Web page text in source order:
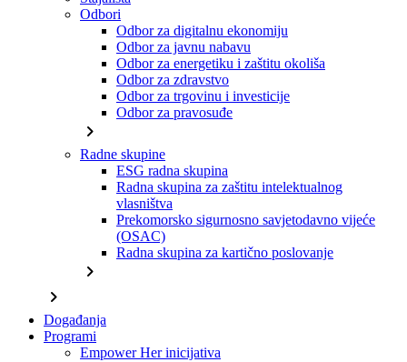
Odbori
Odbor za digitalnu ekonomiju
Odbor za javnu nabavu
Odbor za energetiku i zaštitu okoliša
Odbor za zdravstvo
Odbor za trgovinu i investicije
Odbor za pravosuđe
chevron_right
Radne skupine
ESG radna skupina
Radna skupina za zaštitu intelektualnog
vlasništva
Prekomorsko sigurnosno savjetodavno vijeće
(OSAC)
Radna skupina za kartično poslovanje
chevron_right
chevron_right
Događanja
Programi
Empower Her inicijativa